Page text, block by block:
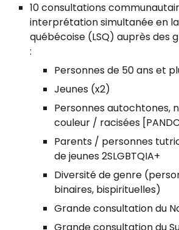
10 consultations
interprétation simultanée en
québécoise (LSQ) auprès des
:
Personnes de 50 ans et
Jeunes (x2)
Personnes autochtones,
couleur / racisées
Parents / personnes
de jeunes 2SLGBTQIA+
Diversité de genre
binaires, bispirituelles)
Grande consultation du